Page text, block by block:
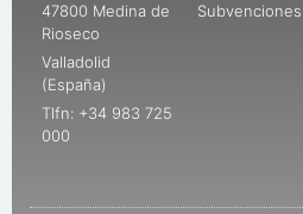
47800 Medina de
Rioseco
Valladolid
(España)
Tlfn: +34 983 725
000
Subvenciones